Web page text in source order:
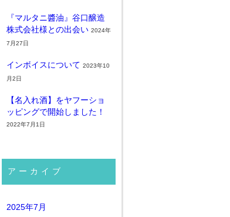
『マルタニ醬油』谷口醸造
株式会社様との出会い 2024年
7月27日
インボイスについて 2023年10
月2日
【名入れ酒】をヤフーショ
ッピングで開始しました！
2022年7月1日
アーカイブ
2025年7月